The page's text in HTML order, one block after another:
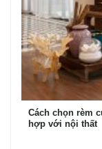
Cách chọn rèm
hợp với nội thất